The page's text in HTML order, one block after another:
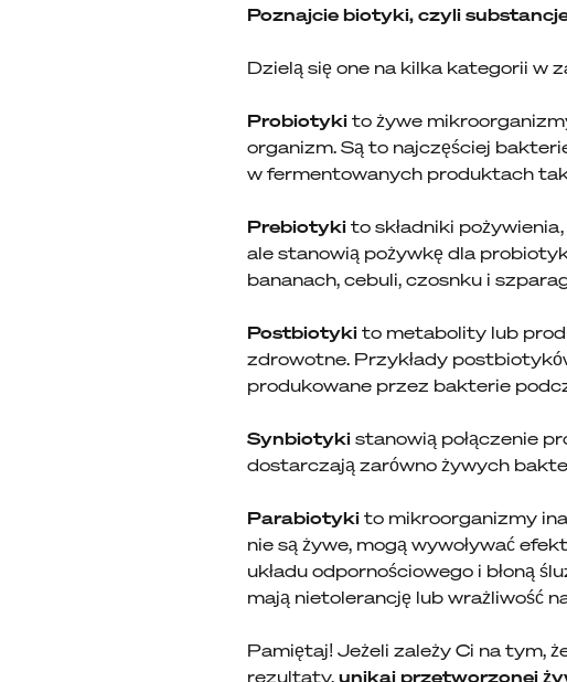
Poznajcie biotyki, czyli
Dzielą się one na kilka kategorii w
Probiotykito żywe
organizm. Są to najczęściej
w fermentowanych produktach
Prebiotykito składniki
ale stanowią pożywkę dla
bananach, cebuli, czosnku i
Postbiotykito metabolity lub
zdrowotne. Przykłady
produkowane przez bakterie
Synbiotykistanowią połączenie
dostarczają zarówno żywych
Parabiotykito mikroorganizmy
nie są żywe, mogą wywoływać
układu odpornościowego i błoną
mają nietolerancję lub wrażliwość
Pamiętaj! Jeżeli zależy Ci na tym,
rezultaty,unikaj przetworzonej